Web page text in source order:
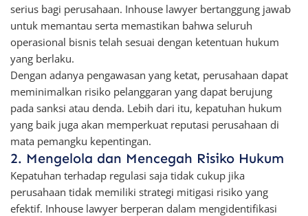
serius bagi perusahaan. Inhouse lawyer bertanggung jawab
untuk memantau serta memastikan bahwa seluruh
operasional bisnis telah sesuai dengan ketentuan hukum
yang berlaku.
Dengan adanya pengawasan yang ketat, perusahaan dapat
meminimalkan risiko pelanggaran yang dapat berujung
pada sanksi atau denda. Lebih dari itu, kepatuhan hukum
yang baik juga akan memperkuat reputasi perusahaan di
mata pemangku kepentingan.
2. Mengelola dan Mencegah Risiko Hukum
Kepatuhan terhadap regulasi saja tidak cukup jika
perusahaan tidak memiliki strategi mitigasi risiko yang
efektif. Inhouse lawyer berperan dalam mengidentifikasi